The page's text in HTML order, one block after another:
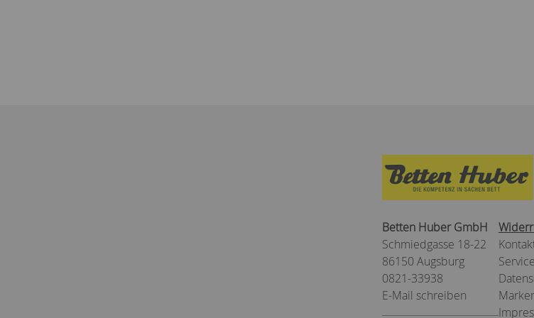
Betten Huber GmbH
Schmiedgasse 18-22
86150 Augsburg
0821-33938
E-Mail schreiben